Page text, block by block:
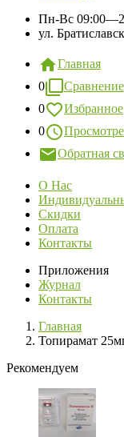
Пн-Вс
ул.
Главная
0
Сравнение
0
Избранное
0
Обратная
О Нас
Скидки
Оплата
Контакты
Приложения
Журнал
Контакты
Главная
Топирамат
Рекомендуем